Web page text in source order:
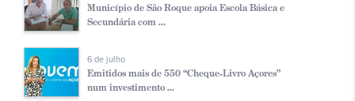
Município de São Roque apoia Escola Básica e
Secundária com ...
6 de julho
Emitidos mais de 550 “Cheque-Livro Açores”
num investimento ...